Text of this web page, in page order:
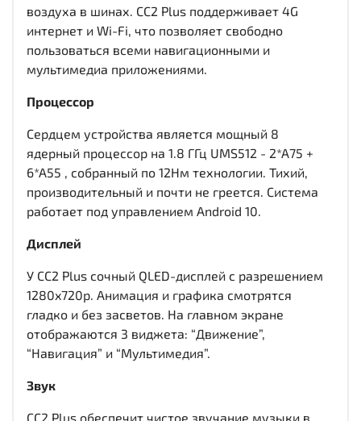
воздуха в шинах. CC2 Plus поддерживает 4G
интернет и Wi-Fi, что позволяет свободно
пользоваться всеми навигационными и
мультимедиа приложениями.
Процессор
Сердцем устройства является мощный 8
ядерный процессор на 1.8 ГГц UMS512 - 2*A75 +
6*A55 , собранный по 12Нм технологии. Тихий,
производительный и почти не греется. Система
работает под управлением Android 10.
Дисплей
У CC2 Plus сочный QLED-дисплей c разрешением
1280x720р. Анимация и графика смотрятся
гладко и без засветов. На главном экране
отображаются 3 виджета: “Движение”,
“Навигация” и “Мультимедия”.
Звук
CC2 Plus обеспечит чистое звучание музыки в